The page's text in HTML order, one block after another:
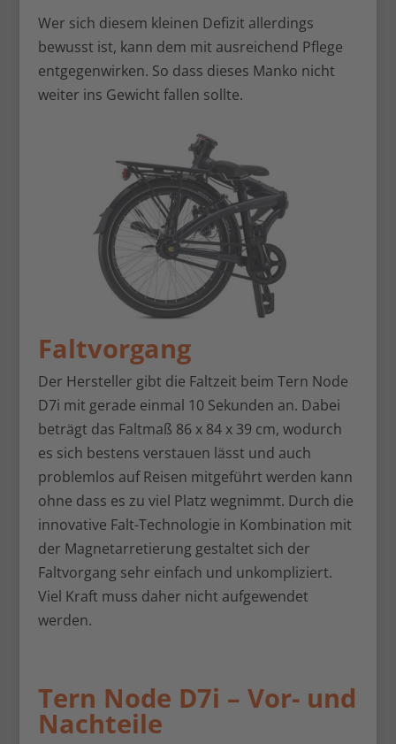
Wer sich diesem kleinen Defizit allerdings
bewusst ist, kann dem mit ausreichend Pflege
entgegenwirken. So dass dieses Manko nicht
weiter ins Gewicht fallen sollte.
Faltvorgang
Der Hersteller gibt die Faltzeit beim Tern Node
D7i mit gerade einmal 10 Sekunden an. Dabei
beträgt das Faltmaß 86 x 84 x 39 cm, wodurch
es sich bestens verstauen lässt und auch
problemlos auf Reisen mitgeführt werden kann
ohne dass es zu viel Platz wegnimmt. Durch die
innovative Falt-Technologie in Kombination mit
der Magnetarretierung gestaltet sich der
Faltvorgang sehr einfach und unkompliziert.
Viel Kraft muss daher nicht aufgewendet
werden.
Tern Node D7i – Vor- und
Nachteile